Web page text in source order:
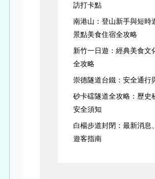
訪打卡點
南港山：登山新手與短時
景點美食住宿全攻略
新竹一日遊：經典美食文
全攻略
崇德隧道台鐵：安全通行
砂卡礑隧道全攻略：歷史
安全須知
白楊步道封閉：最新消息
遊客指南